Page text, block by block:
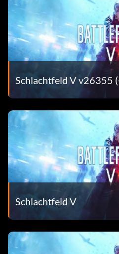
Schlachtfeld V v26355
Schlachtfeld V